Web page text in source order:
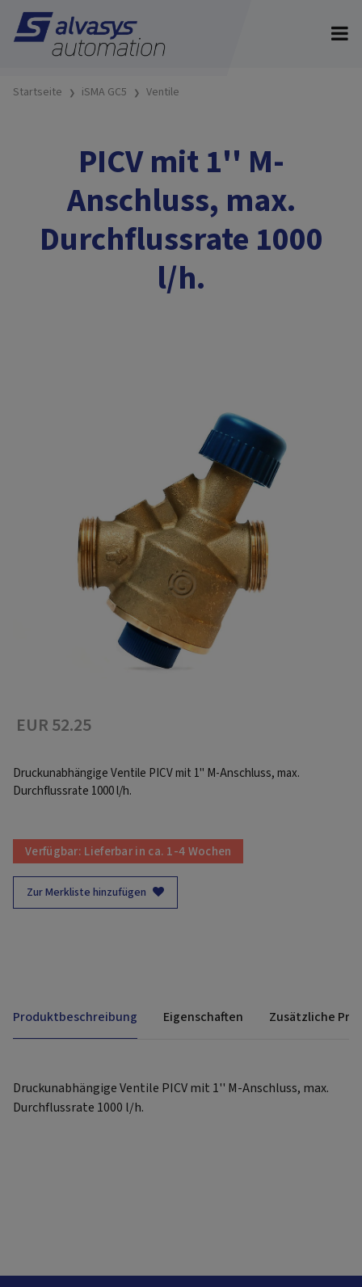
Startseite iSMA GC5 Ventile
PICV mit 1'' M-
Anschluss, max.
Durchflussrate 1000
l/h.
EUR 52.25
Druckunabhängige Ventile PICV mit 1'' M-Anschluss, max.
Durchflussrate 1000 l/h.
Verfügbar: Lieferbar in ca. 1-4 Wochen
Zur Merkliste hinzufügen
Produktbeschreibung Eigenschaften Zusätzliche
Druckunabhängige Ventile PICV mit 1'' M-Anschluss, max.
Durchflussrate 1000 l/h.